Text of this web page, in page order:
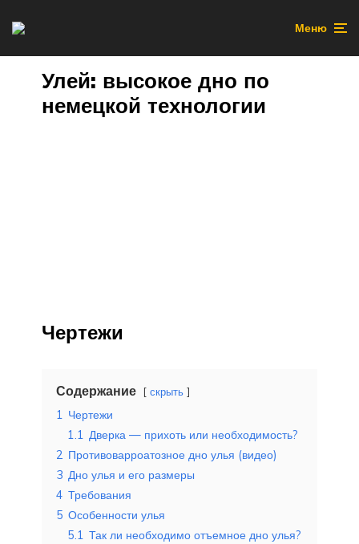
Меню
Улей: высокое дно по
немецкой технологии
Чертежи
Содержание скрыть
1 Чертежи
1.1 Дверка — прихоть или необходимость?
2 Противоварроатозное дно улья (видео)
3 Дно улья и его размеры
4 Требования
5 Особенности улья
5.1 Так ли необходимо отъемное дно улья?